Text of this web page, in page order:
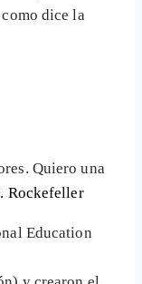
como dice la
Quiero una
Rockefeller
Education